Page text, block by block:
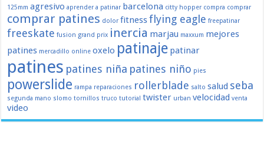
125mm agresivo aprender a patinar barcelona citty hopper compra comprar
comprar patines dolor fitnessflying eagle freepatinar
freeskate fusion grand prix inercia marjau maxxum mejores
patines mercadillo online oxelo patinaje patinar
patines patines niña patines niño pies
powerslide rampa reparaciones rollerblade salto salud seba
segunda mano slomo tornillos truco tutorial twister urban velocidad venta
video